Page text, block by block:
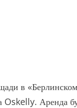
в «Берлинском
Oskelly. Аренда